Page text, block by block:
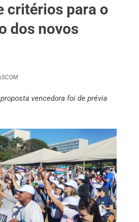
critérios para o
dos novos
vencedora foi de prévia